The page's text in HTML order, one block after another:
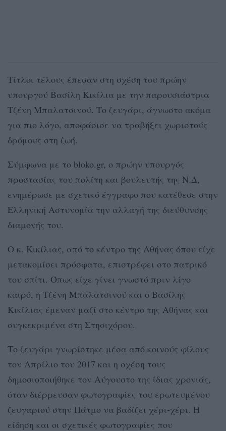
Τίτλοι τέλους έπεσαν στη σχέση του πρώην
υπουργού Βασίλη Κικίλια με την παρουσιάστρια
Τζένη Μπαλατσινού. Το ζευγάρι, άγνωστο ακόμα
για πιο λόγο, αποφάσισε να τραβήξει χωριστούς
δρόμους στη ζωή.
Σύμφωνα με το bloko.gr, o πρώην υπουργός
προστασίας του πολίτη και βουλευτής της Ν.Δ,
ενημέρωσε με σχετικό έγγραφο που κατέθεσε στην
Ελληνική Αστυνομία την αλλαγή της διεύθυνσης
διαμονής του.
Ο κ. Κικίλιας, από το κέντρο της Αθήνας όπου είχε
μετακομίσει πρόσφατα, επιστρέφει στο πατρικό
του σπίτι. Όπως είχε γίνει γνωστό πριν λίγο
καιρό, η Τζένη Μπαλατσινού και ο Βασίλης
Κικίλιας έμεναν μαζί στο κέντρο της Αθήνας και
συγκεκριμένα στη Στησιχόρου.
Το ζευγάρι γνωρίστηκε μέσα από κοινούς φίλους
τον Απρίλιο του 2017 και η σχέση τους
δημοσιοποιήθηκε τον Αύγουστο της ίδιας χρονιάς,
όταν διέρρευσαν φωτογραφίες του ερωτευμένου
ζευγαριού στην Πάτμο να βαδίζει χέρι-χέρι. Η
είδηση και οι σχετικές φωτογραφίες που